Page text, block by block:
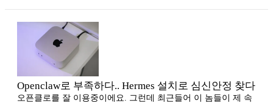
Openclaw로 부족하다.. Hermes 설치로 심신안정 찾다
오픈클로를 잘 이용중이에요. 그런데 최근들어 이 놈들이 제 속